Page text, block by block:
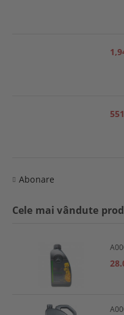
Abonare
Cele mai vândute